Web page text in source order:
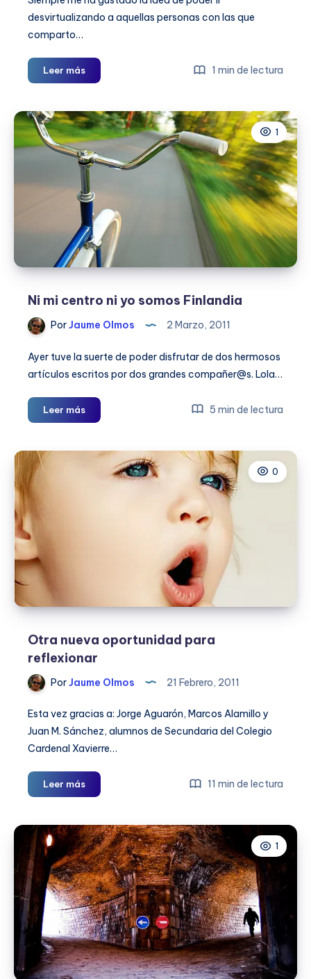
desvirtualizando a aquellas personas con las que
comparto…
Leer másMapeando
mi
1 min de lectura
1
Ni mi centro ni yo somos Finlandia
PorJaume Olmos 2 Marzo, 2011
Ayer tuve la suerte de poder disfrutar de dos hermosos
artículos escritos por dos grandes compañer@s. Lola…
Leer másNi
mi
5 min de lectura
0
Otra nueva oportunidad para
reflexionar
PorJaume Olmos 21 Febrero, 2011
Esta vez gracias a: Jorge Aguarón, Marcos Alamillo y
Juan M. Sánchez, alumnos de Secundaria del Colegio
Cardenal Xavierre…
Leer másOtra
nueva
para
reflexionar
11 min de lectura
1